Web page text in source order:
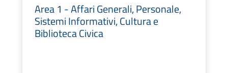
Area 1 - Affari Generali, Personale,
Sistemi Informativi, Cultura e
Biblioteca Civica